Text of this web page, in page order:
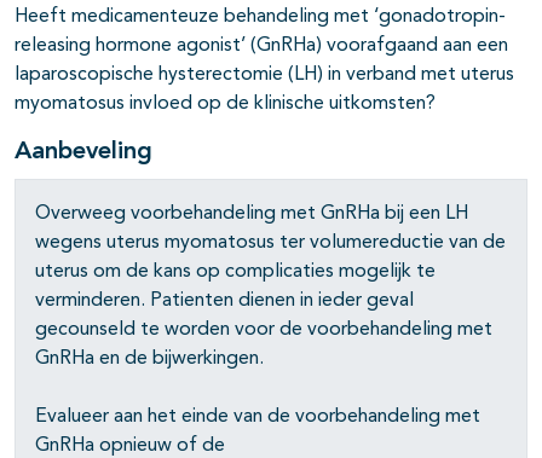
open- en dichtklappen
Heeft medicamenteuze behandeling met ‘gonadotropin-
releasing hormone agonist’ (GnRHa) voorafgaand aan een
laparoscopische hysterectomie (LH) in verband met uterus
myomatosus invloed op de klinische uitkomsten?
Aanbeveling
Overweeg voorbehandeling met GnRHa bij een LH
wegens uterus myomatosus ter volumereductie van de
uterus om de kans op complicaties mogelijk te
verminderen. Patienten dienen in ieder geval
gecounseld te worden voor de voorbehandeling met
GnRHa en de bijwerkingen.
Evalueer aan het einde van de voorbehandeling met
GnRHa opnieuw of de